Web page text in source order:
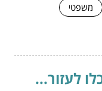
משפטי
לעזור...